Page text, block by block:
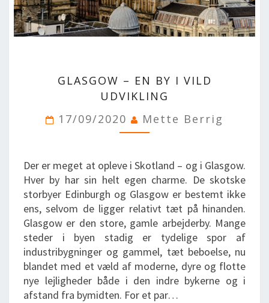
–
EN
I
VILD
GLASGOW – EN BY I VILD
UDVIKLING
17/09/2020
Mette Berrig
Der er meget at opleve i Skotland – og i Glasgow.
Hver by har sin helt egen charme. De skotske
storbyer Edinburgh og Glasgow er bestemt ikke
ens, selvom de ligger relativt tæt på hinanden.
Glasgow er den store, gamle arbejderby. Mange
steder i byen stadig er tydelige spor af
industribygninger og gammel, tæt beboelse, nu
blandet med et væld af moderne, dyre og flotte
nye lejligheder både i den indre bykerne og i
afstand fra bymidten. For et par…